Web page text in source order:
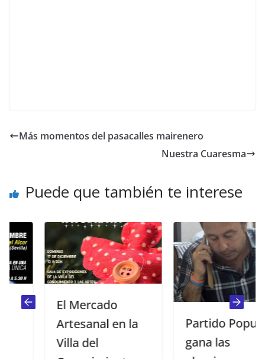
Más momentos del pasacalles mairenero
Nuestra Cuaresma
Puede que también te interese
El Mercado
Artesanal en la
Villa del
Partido Popular
gana las